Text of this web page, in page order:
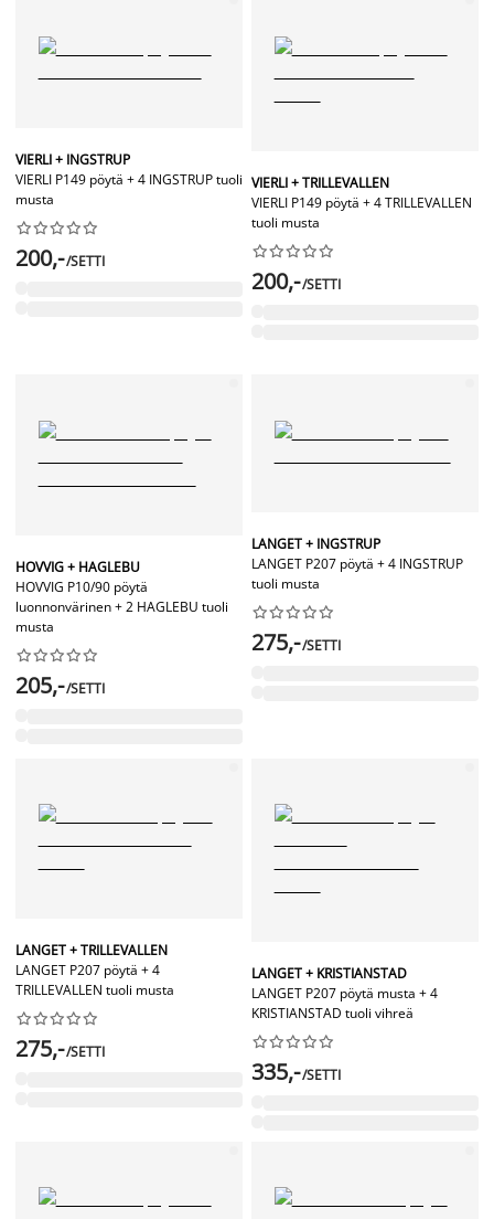
VIERLI + INGSTRUP
VIERLI P149 pöytä + 4 INGSTRUP tuoli
musta






200,-/SETTI
VIERLI + TRILLEVALLEN
VIERLI P149 pöytä + 4 TRILLEVALLEN
tuoli musta






200,-/SETTI
HOVVIG + HAGLEBU
HOVVIG P10/90 pöytä
luonnonvärinen + 2 HAGLEBU tuoli
musta






205,-/SETTI
LANGET + INGSTRUP
LANGET P207 pöytä + 4 INGSTRUP
tuoli musta






275,-/SETTI
LANGET + TRILLEVALLEN
LANGET P207 pöytä + 4
TRILLEVALLEN tuoli musta






275,-/SETTI
LANGET + KRISTIANSTAD
LANGET P207 pöytä musta + 4
KRISTIANSTAD tuoli vihreä






335,-/SETTI